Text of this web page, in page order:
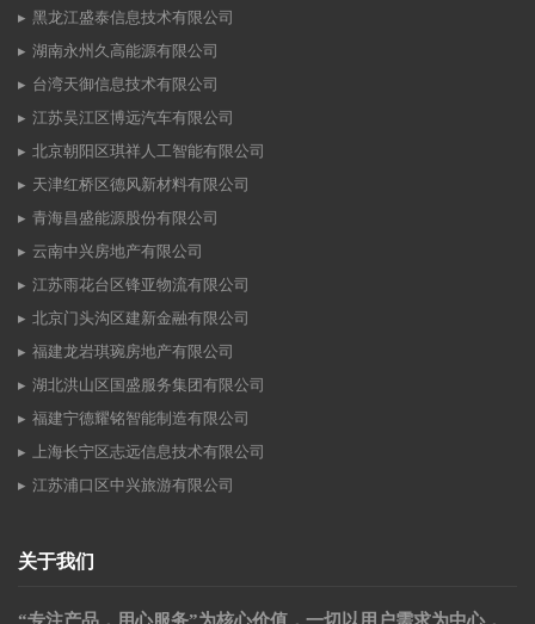
黑龙江盛泰信息技术有限公司
湖南永州久高能源有限公司
台湾天御信息技术有限公司
江苏吴江区博远汽车有限公司
北京朝阳区琪祥人工智能有限公司
天津红桥区德风新材料有限公司
青海昌盛能源股份有限公司
云南中兴房地产有限公司
江苏雨花台区锋亚物流有限公司
北京门头沟区建新金融有限公司
福建龙岩琪琬房地产有限公司
湖北洪山区国盛服务集团有限公司
福建宁德耀铭智能制造有限公司
上海长宁区志远信息技术有限公司
江苏浦口区中兴旅游有限公司
关于我们